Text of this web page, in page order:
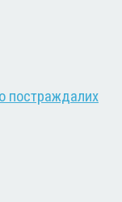
постраждалих